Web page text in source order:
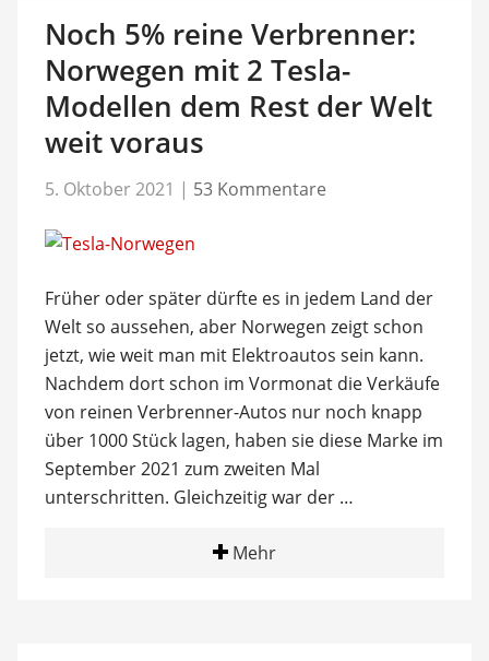
Noch 5% reine Verbrenner:
Norwegen mit 2 Tesla-
Modellen dem Rest der Welt
weit voraus
5. Oktober 2021 | 53 Kommentare
Früher oder später dürfte es in jedem Land der
Welt so aussehen, aber Norwegen zeigt schon
jetzt, wie weit man mit Elektroautos sein kann.
Nachdem dort schon im Vormonat die Verkäufe
von reinen Verbrenner-Autos nur noch knapp
über 1000 Stück lagen, haben sie diese Marke im
September 2021 zum zweiten Mal
unterschritten. Gleichzeitig war der …
Mehr